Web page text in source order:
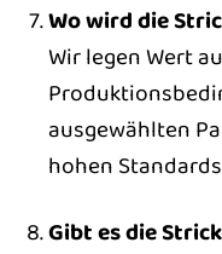
Wo wird die
Wir legen Wert
ausgewählten
hohen
Gibt es die